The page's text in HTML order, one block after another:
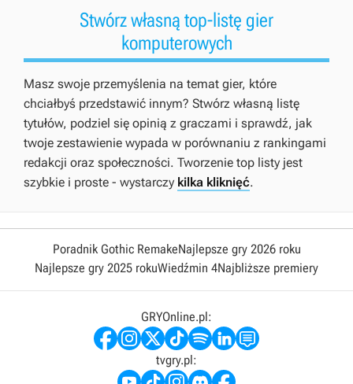
Stwórz własną top-listę gier
komputerowych
Masz swoje przemyślenia na temat gier, które
chciałbyś przedstawić innym? Stwórz własną listę
tytułów, podziel się opinią z graczami i sprawdź, jak
twoje zestawienie wypada w porównaniu z rankingami
redakcji oraz społeczności. Tworzenie top listy jest
szybkie i proste - wystarczy kilka kliknięć.
Poradnik Gothic RemakeNajlepsze gry 2026 roku
Najlepsze gry 2025 rokuWiedźmin 4Najbliższe premiery
GRYOnline.pl:
tvgry.pl: